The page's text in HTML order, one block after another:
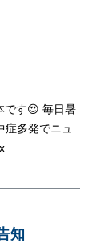
です😍 毎日暑
症多発でニュ
知